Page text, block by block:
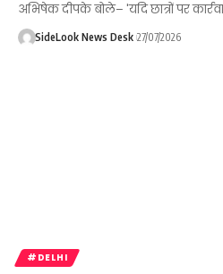
अभिषेक दीपके बोले– 'यदि छात्रों पर
SideLook News Desk 27/07/2026
#DELHI